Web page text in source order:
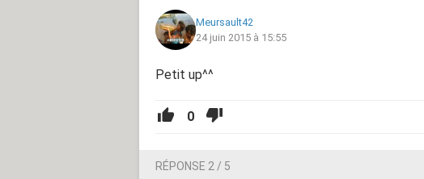
Meursault42
24 juin 2015 à 15:55
Petit up^^
0
RÉPONSE 2 / 5